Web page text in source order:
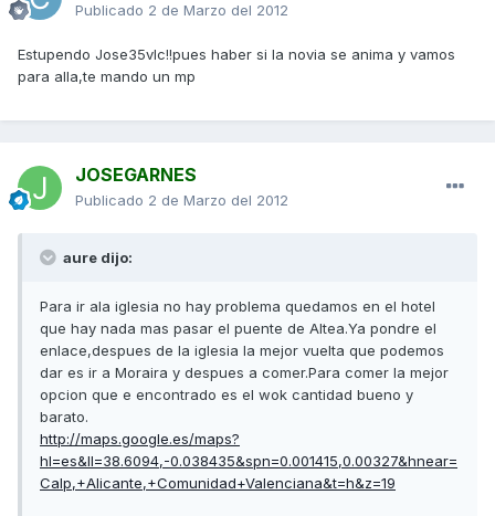
Publicado 2 de Marzo del 2012
Estupendo Jose35vlc!!pues haber si la novia se anima y vamos
para alla,te mando un mp
JOSEGARNES
Publicado 2 de Marzo del 2012
aure dijo:
Para ir ala iglesia no hay problema quedamos en el hotel
que hay nada mas pasar el puente de Altea.Ya pondre el
enlace,despues de la iglesia la mejor vuelta que podemos
dar es ir a Moraira y despues a comer.Para comer la mejor
opcion que e encontrado es el wok cantidad bueno y
barato.
http://maps.google.es/maps?
hl=es&ll=38.6094,-0.038435&spn=0.001415,0.00327&hnear=
Calp,+Alicante,+Comunidad+Valenciana&t=h&z=19